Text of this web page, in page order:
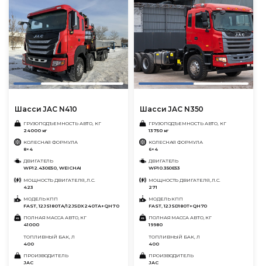
Шасси JAC N410
ГРУЗОПОДЪЕМНОСТЬ АВТО, КГ
24000 кг
КОЛЕСНАЯ ФОРМУЛА
8×4
ДВИГАТЕЛЬ
WP12.430E50, WEICHAI
МОЩНОСТЬ ДВИГАТЕЛЯ, Л.С.
423
МОДЕЛЬ КПП
FAST, 12JS180TА/12JSDX240TA+QH70
ПОЛНАЯ МАССА АВТО, КГ
41000
ТОПЛИВНЫЙ БАК, Л
400
ПРОИЗВОДИТЕЛЬ
JAC
Шасси JAC N350
ГРУЗОПОДЪЕМНОСТЬ АВТО, КГ
13750 кг
КОЛЕСНАЯ ФОРМУЛА
6×4
ДВИГАТЕЛЬ
WP10.350E53
МОЩНОСТЬ ДВИГАТЕЛЯ, Л.С.
271
МОДЕЛЬ КПП
FAST, 12JSD180T+QH70
ПОЛНАЯ МАССА АВТО, КГ
19980
ТОПЛИВНЫЙ БАК, Л
400
ПРОИЗВОДИТЕЛЬ
JAC